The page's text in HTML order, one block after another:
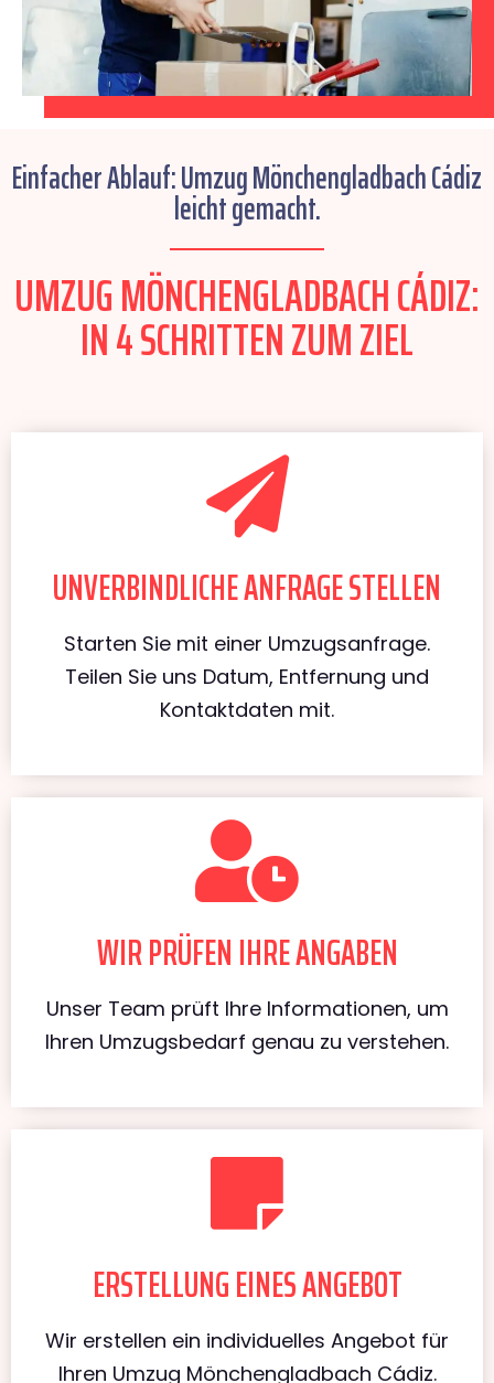
Einfacher Ablauf: Umzug Mönchengladbach Cádiz
leicht gemacht.
UMZUG MÖNCHENGLADBACH CÁDIZ:
IN 4 SCHRITTEN ZUM ZIEL
UNVERBINDLICHE ANFRAGE STELLEN
Starten Sie mit einer Umzugsanfrage.
Teilen Sie uns Datum, Entfernung und
Kontaktdaten mit.
WIR PRÜFEN IHRE ANGABEN
Unser Team prüft Ihre Informationen, um
Ihren Umzugsbedarf genau zu verstehen.
ERSTELLUNG EINES ANGEBOT
Wir erstellen ein individuelles Angebot für
Ihren Umzug Mönchengladbach Cádiz.